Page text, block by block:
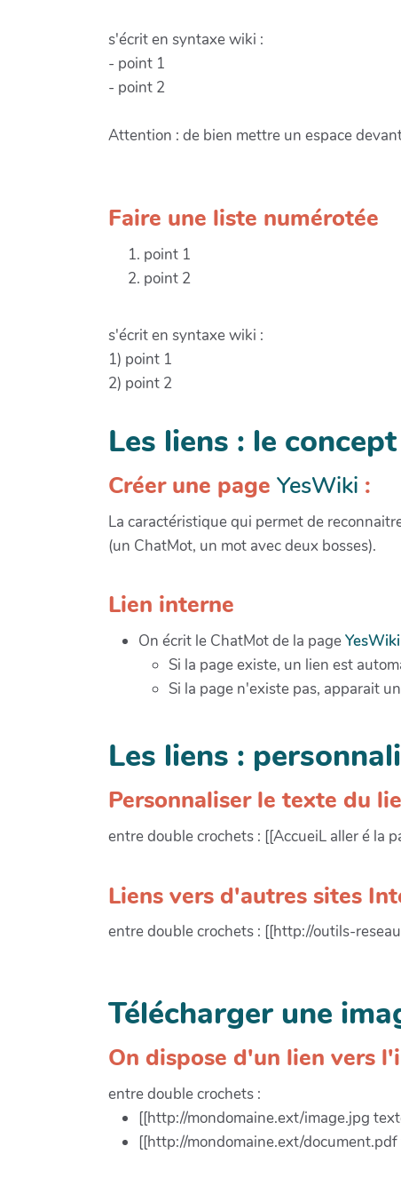
s'écrit en syntaxe wiki :
- point 1
- point 2
Attention : de bien mettre un espace
Faire une liste numérotée
point 1
point 2
s'écrit en syntaxe wiki :
1) point 1
2) point 2
Les liens : le
Créer une page YesWiki :
La caractéristique qui permet de
(un ChatMot, un mot avec deux bosses).
Lien interne
On écrit le ChatMot de la pageYesWiki
Si la page existe, un lien est
Si la page n'existe pas, apparait
Les liens :
Personnaliser le texte du
entre double crochets : [[AccueiL aller é la
Liens vers d'autres sites
entre double crochets : [[http://outils-
Télécharger une
On dispose d'un lien vers
entre double crochets :
[[http://mondomaine.ext/image.jpg
[[http://mondomaine.ext/